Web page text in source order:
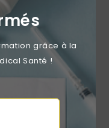
grâce à la
Santé !